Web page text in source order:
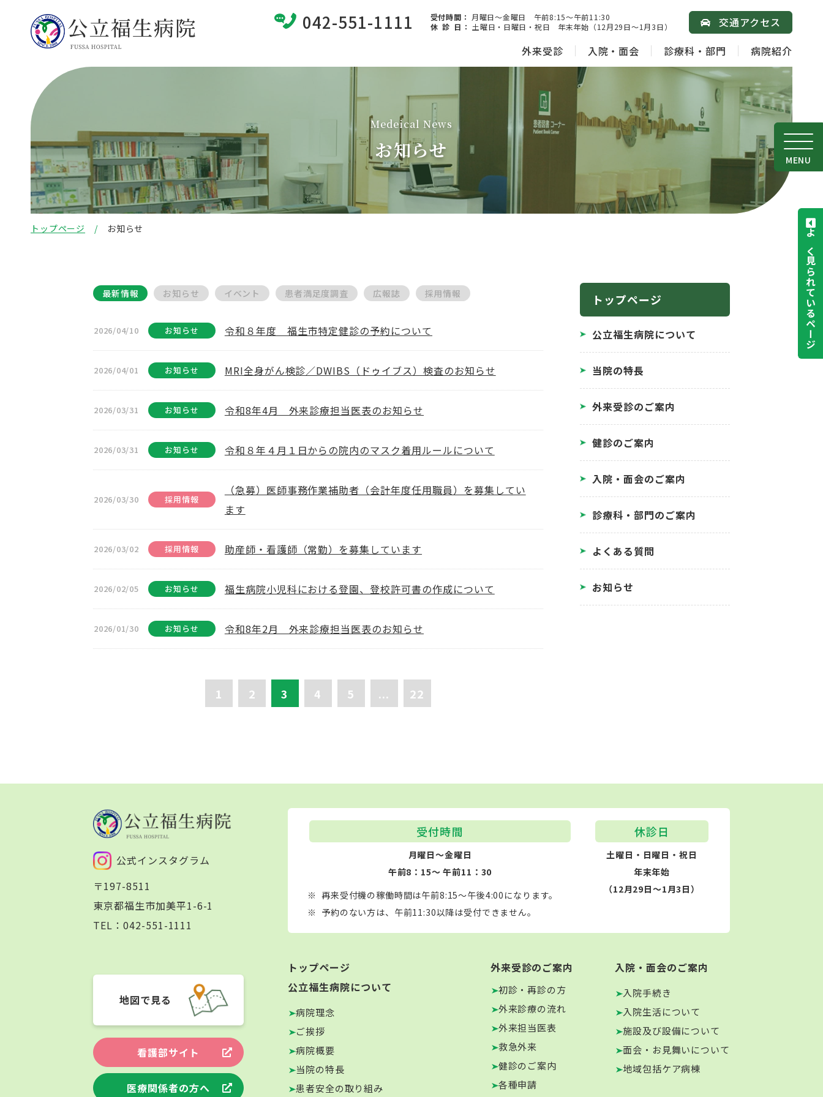
042-551-1111 受付時間： 月曜日～金曜日 午前8:15～午前11:30
休 診 日 ： 土曜日・日曜日・祝日 年末年始（12月29日～1月3日）
交通アクセス
外来受診
入院・面会 診療科・部門 病院紹介
MENU
よく見られているページ
Medeical News
お知らせ
トップページ お知らせ
最新情報 お知らせ イベント 患者満足度調査 広報誌 採用情報
2026/04/10 お知らせ 令和８年度 福生市特定健診の予約について
2026/04/01 お知らせ MRI全身がん検診／DWIBS（ドゥイブス）検査のお知らせ
2026/03/31 お知らせ 令和8年4月 外来診療担当医表のお知らせ
2026/03/31 お知らせ 令和８年４月１日からの院内のマスク着用ルールについて
2026/03/30 採用情報
（急募）医師事務作業補助者（会計年度任用職員）を募集してい
ます
2026/03/02 採用情報 助産師・看護師（常勤）を募集しています
2026/02/05 お知らせ 福生病院小児科における登園、登校許可書の作成について
2026/01/30 お知らせ 令和8年2月 外来診療担当医表のお知らせ
1 2 3 4 5 ... 22
トップページ
公立福生病院について
当院の特長
外来受診のご案内
健診のご案内
入院・面会のご案内
診療科・部門のご案内
よくある質問
お知らせ
公式インスタグラム
〒197-8511
東京都福生市加美平1-6-1
TEL： 042-551-1111
地図で見る
看護部サイト
医療関係者の方へ
受付時間
月曜日～金曜日
午前8：15～ 午前11：30
再来受付機の稼働時間は午前8:15～午後4:00になります。
予約のない方は、午前11:30以降は受付できません。
休診日
土曜日・日曜日・祝日
年末年始
（12月29日～1月3日）
トップページ
公立福生病院について
病院理念
ご挨拶
病院概要
当院の特長
患者安全の取り組み
外来受診のご案内
初診・再診の方
外来診療の流れ
外来担当医表
救急外来
健診のご案内
各種申請
入院・面会のご案内
入院手続き
入院生活について
施設及び設備について
面会・お見舞いについて
地域包括ケア病棟